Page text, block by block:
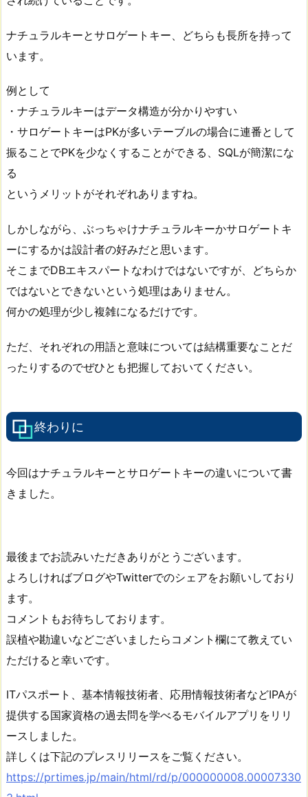
ナチュラルキーとサロゲートキー、どちらも長所を持って
います。
例として
・ナチュラルキーはデータ構造が分かりやすい
・サロゲートキーはPKが多いテーブルの場合に連番として
振ることでPKを少なくすることができる、SQLが簡潔にな
る
というメリットがそれぞれありますね。
しかしながら、ぶっちゃけナチュラルキーかサロゲートキ
ーにするかは設計者の好みだと思います。
そこまでDBエキスパートなわけではないですが、どちらか
ではないとできないという処理はありません。
何かの処理が少し複雑になるだけです。
ただ、それぞれの用語と意味については結構重要なことだ
ったりするのでぜひとも把握しておいてください。
終わりに
今回はナチュラルキーとサロゲートキーの違いについて書
きました。
最後までお読みいただきありがとうございます。
よろしければブログやTwitterでのシェアをお願いしており
ます。
コメントもお待ちしております。
誤植や勘違いなどございましたらコメント欄にて教えてい
ただけると幸いです。
ITパスポート、基本情報技術者、応用情報技術者などIPAが
提供する国家資格の過去問を学べるモバイルアプリをリリ
ースしました。
詳しくは下記のプレスリリースをご覧ください。
https://prtimes.jp/main/html/rd/p/000000008.00007330